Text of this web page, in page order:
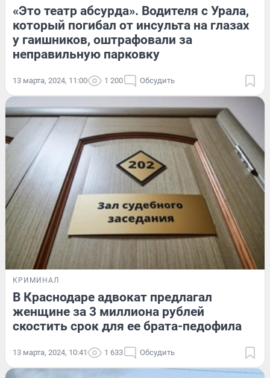
«Это театр абсурда». Водителя с Урала,
который погибал от инсульта на глазах
у гаишников, оштрафовали за
неправильную парковку
13 марта, 2024, 11:00 1 200 Обсудить
КРИМИНАЛ
В Краснодаре адвокат предлагал
женщине за 3 миллиона рублей
скостить срок для ее брата-педофила
13 марта, 2024, 10:41 1 633 Обсудить